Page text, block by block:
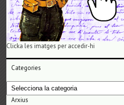
Clicka les imatges per accedir-hi
Categories
Categories
Arxius